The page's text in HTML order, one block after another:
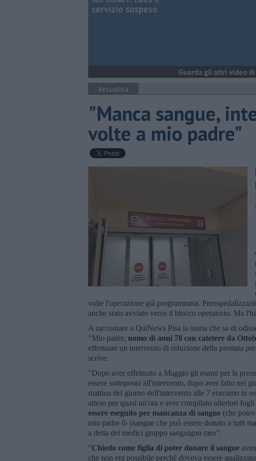
servizio sospeso
Attualità
"Manca sangue,
volte a mio padre"
volte l'operazione già programmata.
anche stato avviato verso il blocco operatorio. Ma
A raccontare a QuiNews Pisa la storia che sa di
"Mio padre, uomo di anni 78 con catetere da
effettuare un intervento di riduzione della prostata
scrive.
"Dopo aver effettuato a Maggio gli esami per la
essere sottoposto all'intervento, dopo aver fatto nei
mattina del giorno dell'intervento alle 7 eravamo in
atteso per quasi un'ora e aver compilato ulteriori
essere eseguito per mancanza di sangue (che
mio padre 0- (sangue che può essere donato a tutti
a detta dei medici gruppo sanguigno raro".
"Chiedo come figlia di poter donare il sangue
che non era possibile perchè doveva essere